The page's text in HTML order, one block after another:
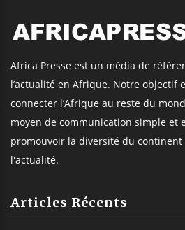
Africa Presse est un média de
l’actualité en Afrique. Notre objectif
connecter l’Afrique au reste du
moyen de communication simple et
promouvoir la diversité du
l'actualité.
Articles Récents